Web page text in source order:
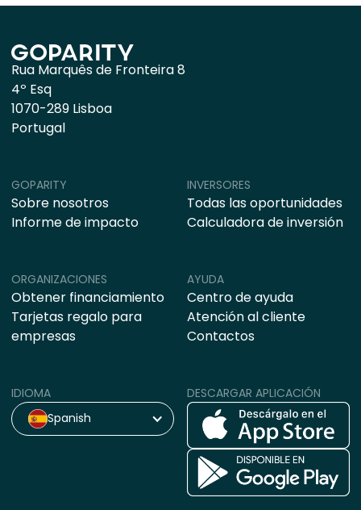
Rua Marquês de Fronteira 8
4º Esq
1070-289 Lisboa
Portugal
ORGANIZACIONES
Obtener financiamiento
Tarjetas regalo para
empresas
AYUDA
Centro de ayuda
Atención al cliente
Contactos
GOPARITY
Sobre nosotros
Informe de impacto
INVERSORES
Todas las oportunidades
Calculadora de inversión
IDIOMA
Spanish
DESCARGAR APLICACIÓN